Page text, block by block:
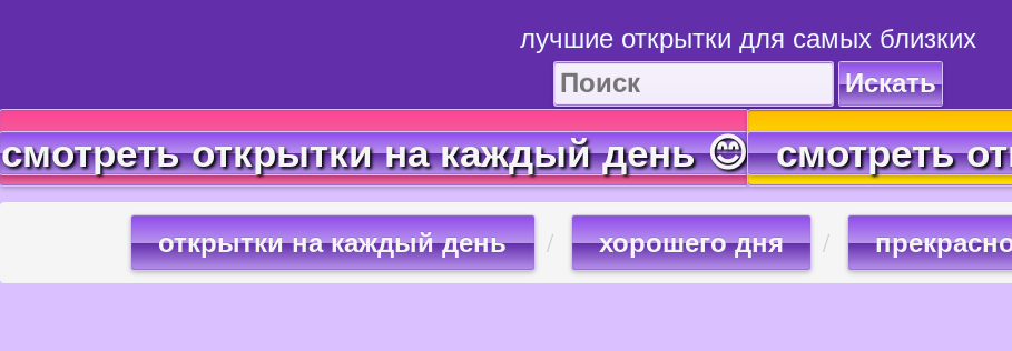
лучшие открытки для самых близких
Искать
смотреть открытки на каждый день 😊 смотреть
открытки на каждый день хорошего дня